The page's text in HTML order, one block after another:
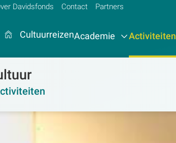
Davidsfonds Contact Partners
CultuurreizenAcademie Activiteiten